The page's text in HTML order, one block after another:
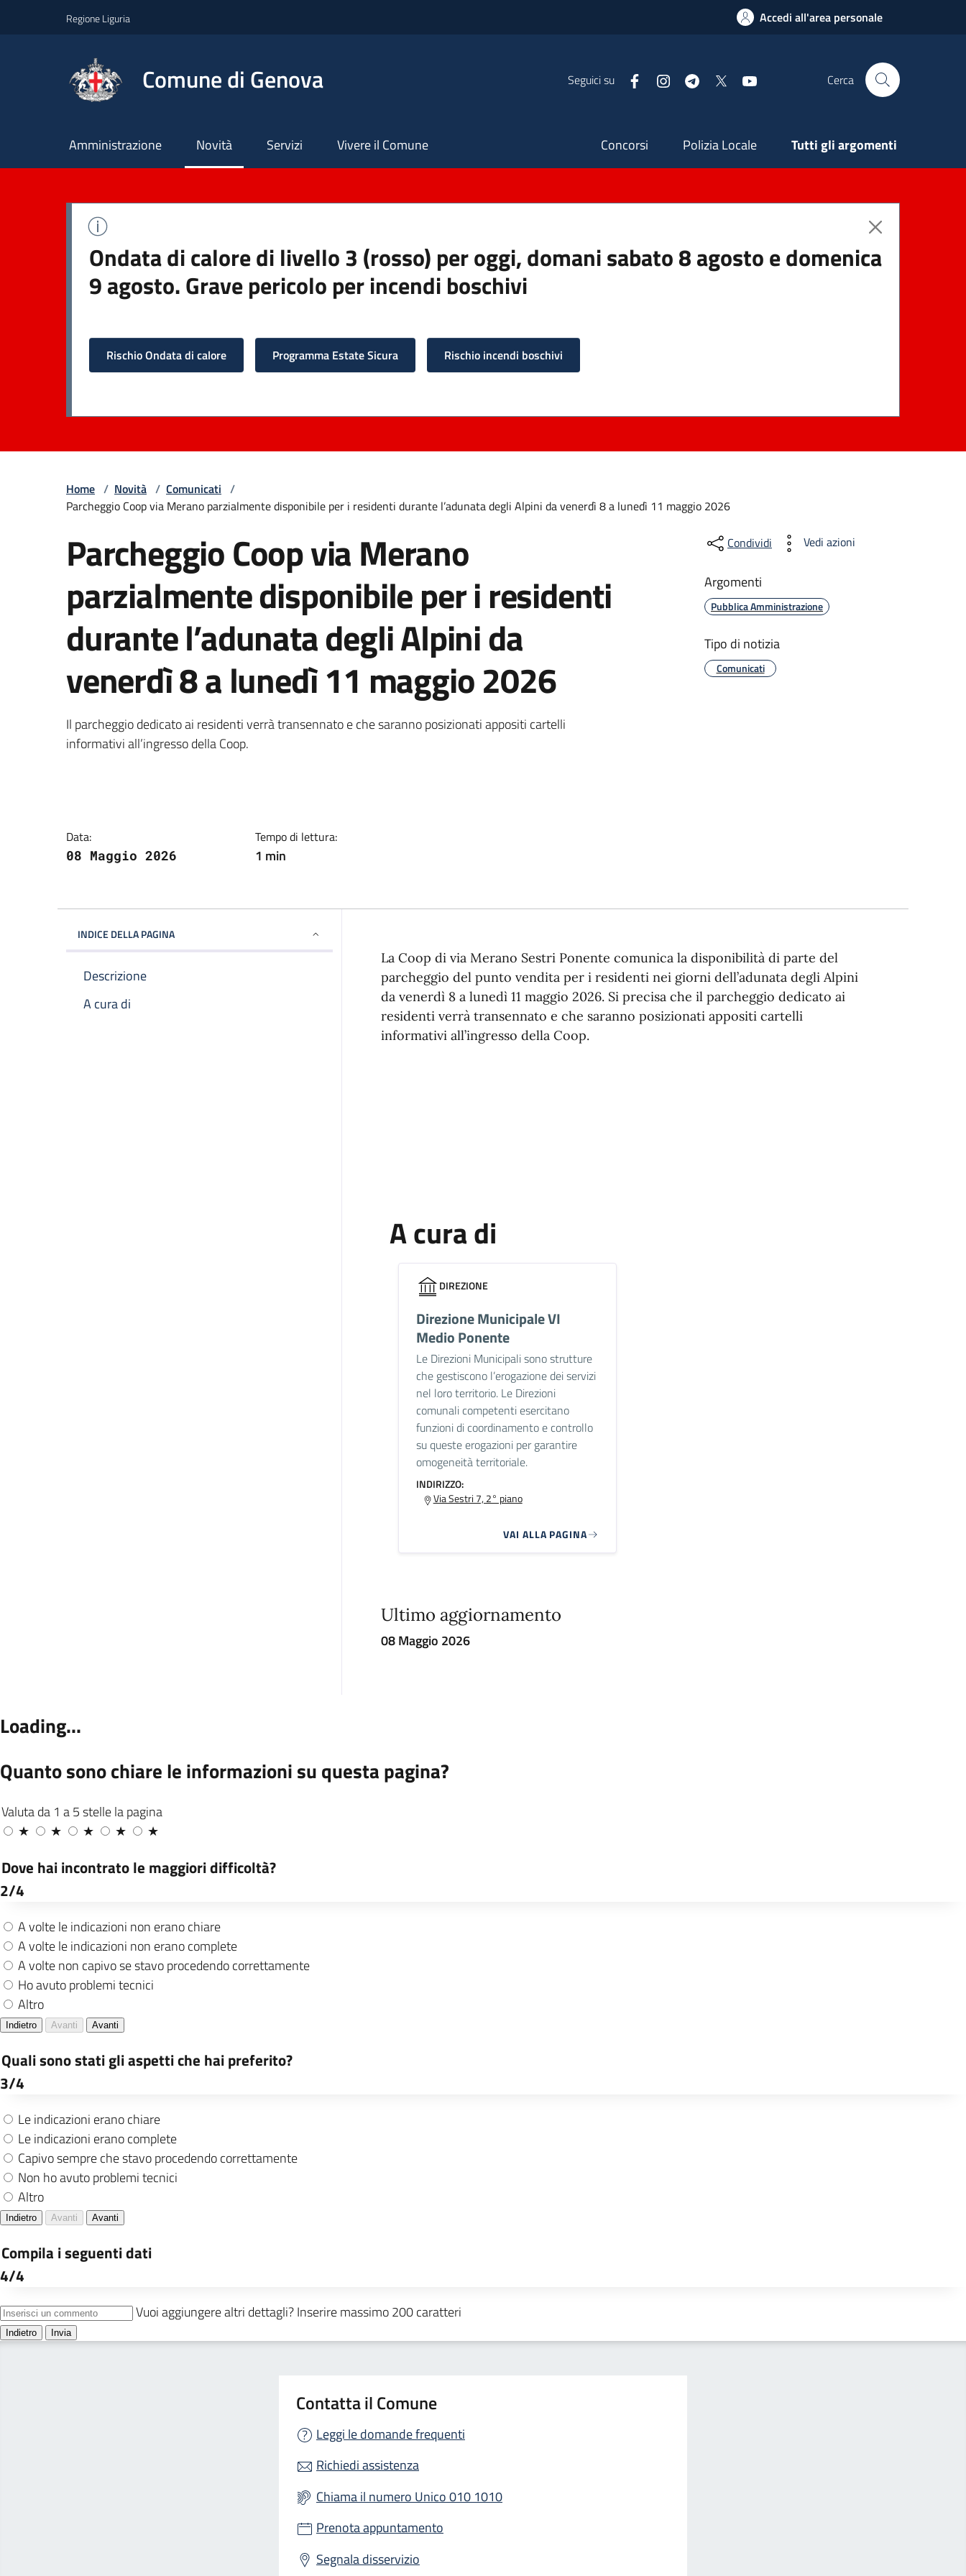
Regione Liguria Accedi all'area personale
Comune di Genova Seguici su FacebookInstagramTelegram Cerca
Principale
Amministrazione Novità Servizi Vivere il Comune Secondaria
Concorsi Polizia Locale Tutti gli argomenti
Ondata di calore di livello 3 (rosso) per oggi, domani sabato 8 agosto e domenica
9 agosto. Grave pericolo per incendi boschivi
Rischio Ondata di calore Programma Estate Sicura Rischio incendi boschivi
Home / Novità / Comunicati /
Parcheggio Coop via Merano parzialmente disponibile per i residenti durante l’adunata degli Alpini da venerdì 8 a lunedì 11 maggio 2026
Parcheggio Coop via Merano
parzialmente disponibile per i residenti
durante l’adunata degli Alpini da
venerdì 8 a lunedì 11 maggio 2026
Il parcheggio dedicato ai residenti verrà transennato e che saranno posizionati appositi cartelli
informativi all’ingresso della Coop.
Data:
08 Maggio 2026
Tempo di lettura:
1 min
Condividi Vedi azioni
Argomenti
Pubblica Amministrazione
Tipo di notizia
Comunicati
INDICE DELLA PAGINA
Descrizione
A cura di
Descrizione
La Coop di via Merano Sestri Ponente comunica la disponibilità di parte del
parcheggio del punto vendita per i residenti nei giorni dell’adunata degli Alpini
da venerdì 8 a lunedì 11 maggio 2026. Si precisa che il parcheggio dedicato ai
residenti verrà transennato e che saranno posizionati appositi cartelli
informativi all’ingresso della Coop.
A cura di
DIREZIONE
Direzione Municipale VI
Medio Ponente
Le Direzioni Municipali sono strutture
che gestiscono l’erogazione dei servizi
nel loro territorio. Le Direzioni
comunali competenti esercitano
funzioni di coordinamento e controllo
su queste erogazioni per garantire
omogeneità territoriale.
INDIRIZZO:
Via Sestri 7, 2° piano
VAI ALLA PAGINA
Ultimo aggiornamento
08 Maggio 2026
Contatta il Comune
Leggi le domande frequenti
Richiedi assistenza
Chiama il numero Unico 010 1010
Prenota appuntamento
Segnala disservizio